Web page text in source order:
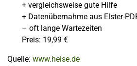
+ vergleichsweise gute Hilfe
+ Datenübernahme aus Elster-
– oft lange Wartezeiten
Preis: 19,99 €
Quelle: www.heise.de